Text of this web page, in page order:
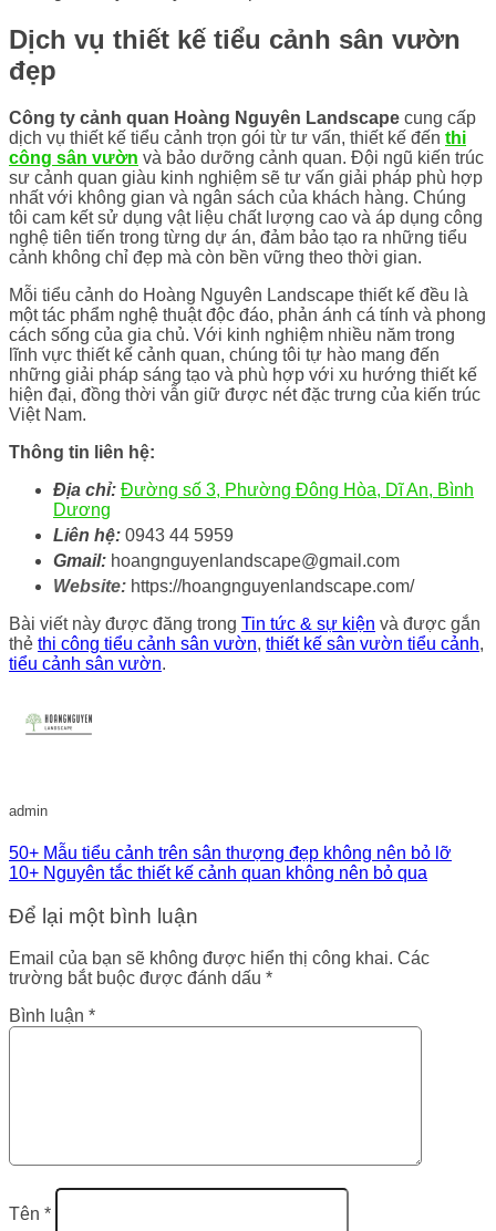
Dịch vụ thiết kế tiểu cảnh sân vườn
đẹp
Công ty cảnh quan Hoàng Nguyên Landscape cung cấp
dịch vụ thiết kế tiểu cảnh trọn gói từ tư vấn, thiết kế đến thi
công sân vườn và bảo dưỡng cảnh quan. Đội ngũ kiến trúc
sư cảnh quan giàu kinh nghiệm sẽ tư vấn giải pháp phù hợp
nhất với không gian và ngân sách của khách hàng. Chúng
tôi cam kết sử dụng vật liệu chất lượng cao và áp dụng công
nghệ tiên tiến trong từng dự án, đảm bảo tạo ra những tiểu
cảnh không chỉ đẹp mà còn bền vững theo thời gian.
Mỗi tiểu cảnh do Hoàng Nguyên Landscape thiết kế đều là
một tác phẩm nghệ thuật độc đáo, phản ánh cá tính và phong
cách sống của gia chủ. Với kinh nghiệm nhiều năm trong
lĩnh vực thiết kế cảnh quan, chúng tôi tự hào mang đến
những giải pháp sáng tạo và phù hợp với xu hướng thiết kế
hiện đại, đồng thời vẫn giữ được nét đặc trưng của kiến trúc
Việt Nam.
Thông tin liên hệ:
Địa chỉ: Đường số 3, Phường Đông Hòa, Dĩ An, Bình
Dương
Liên hệ: 0943 44 5959
Gmail: hoangnguyenlandscape@gmail.com
Website: https://hoangnguyenlandscape.com/
Bài viết này được đăng trong Tin tức & sự kiện và được gắn
thẻ thi công tiểu cảnh sân vườn, thiết kế sân vườn tiểu cảnh,
tiểu cảnh sân vườn.
admin
50+ Mẫu tiểu cảnh trên sân thượng đẹp không nên bỏ lỡ
10+ Nguyên tắc thiết kế cảnh quan không nên bỏ qua
Để lại một bình luận
Email của bạn sẽ không được hiển thị công khai. Các
trường bắt buộc được đánh dấu *
Bình luận *
Tên *